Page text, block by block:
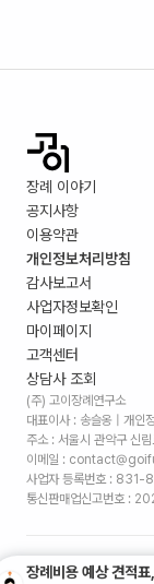
장례 이야기
공지사항
이용약관
개인정보처리방침
감사보고서
사업자정보확인
마이페이지
고객센터
상담사 조회
(주) 고이장례연구소
대표이사 : 송슬옹 | 개인
주소 : 서울시 관악구 신
이메일 :
사업자 등록번호 :
통신판매업신고번호 :
©2026. (주)고이장례
장례비용 예상 견적표,